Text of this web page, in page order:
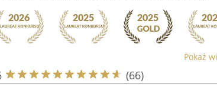
Pokaż
(66)